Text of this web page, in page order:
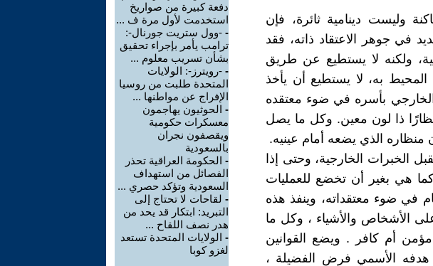
وليست دينامية ثائرة، فإن
في جوهر الاعتقاد ذاته، فقد
ولكنه لا يستطيع عن طريق
المحيط به، لا يستطيع أن يأخذ
بأسره في ضوء معتقده
ذا لون معين. وكل ما يصل
الذي يضعه أمام عينيه.
الخبرات الخارجية، وحتى إذا
هي بغير أن تخضع للعمليات
في ضوء معتقداته، وينفذ هذه
الأشخاص والأشياء ، وكل ما
أم كافر . ويضع القوانين
هدفه الأسمي فرض الفضيلة ،
دفعة كبيرة من صواريخ
استخدمت لأول مرة ف ...
- -وول ستريت جورنال-:
ترامب يأمر بإجراء تحقيق
بشأن تسريب معلوم ...
- -رويترز-: الولايات
المتحدة طلبت من روسيا
الإفراج عن مواطنها ...
- الحوثيون يهاجمون
معسكرات حكومية
ويقصفون نجران
بالسعودية
- الحكومة العراقية تحذر
الفصائل من استهداف
السعودية وتؤكد حصري ...
- لقاحات لا تحتاج إلى
التبريد: ابتكار قد يحد من
هدر نصف اللقاح ...
- الولايات المتحدة تستعد
لغزو كوبا